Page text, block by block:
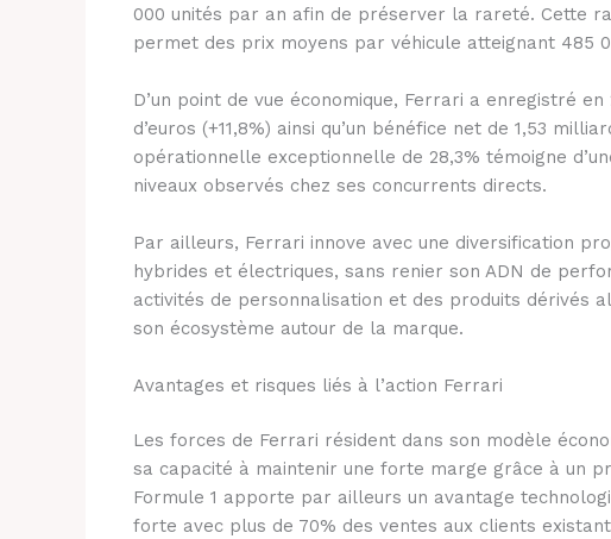
000 unités par an afin de préserver la rareté. Cette
permet des prix moyens par véhicule atteignant 485
D’un point de vue économique, Ferrari a enregistré
d’euros (+11,8%) ainsi qu’un bénéfice net de 1,53
opérationnelle exceptionnelle de 28,3% témoigne
niveaux observés chez ses concurrents directs.
Par ailleurs, Ferrari innove avec une diversification
hybrides et électriques, sans renier son ADN de
activités de personnalisation et des produits dérivés
son écosystème autour de la marque.
Avantages et risques liés à l’action Ferrari
Les forces de Ferrari résident dans son modèle
sa capacité à maintenir une forte marge grâce à un
Formule 1 apporte par ailleurs un avantage
forte avec plus de 70% des ventes aux clients